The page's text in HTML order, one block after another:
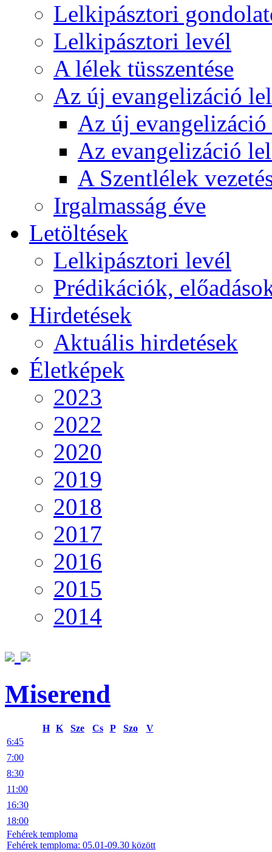
Lelkipásztori
Lelkipásztori levél
A lélek tüsszentése
Az új evangelizáció
Az új
Az evangelizáció
A Szentlélek
Irgalmasság éve
Letöltések
Lelkipásztori levél
Prédikációk,
Hirdetések
Aktuális hirdetések
Életképek
2023
2022
2020
2019
2018
2017
2016
2015
2014
Miserend
H K Sze Cs P Szo
V
6:45
7:00
8:30
11:00
16:30
18:00
Fehérek temploma
Fehérek temploma: 05.01-09.30 között